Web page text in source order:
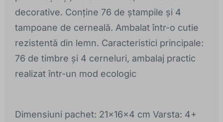
decorative. Conține 76 de ștampile și 4
tampoane de cerneală. Ambalat într-o cutie
rezistentă din lemn. Caracteristici principale:
76 de timbre și 4 cerneluri, ambalaj practic
realizat într-un mod ecologic
Dimensiuni pachet: 21x16x4 cm Varsta: 4+